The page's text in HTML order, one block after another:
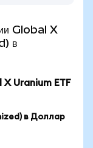
Global X
в
Uranium ETF
в Доллар